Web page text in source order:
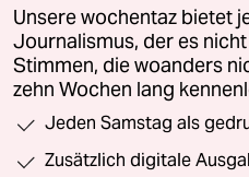
Unsere wochentaz bietet
Journalismus, der es
Stimmen, die woanders
zehn Wochen lang
Jeden Samstag als
Zusätzlich digitale